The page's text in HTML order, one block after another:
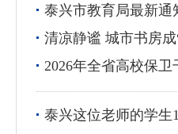
泰兴市教育局最新通
清凉静谧 城市书房
2026年全省高校保
泰兴这位老师的学生